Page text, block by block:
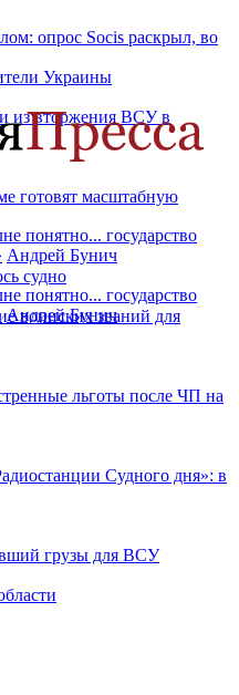
опрос Socis раскрыл, во
Украины
из вторжения ВСУ в
готовят масштабную
судно
воинских званий для
льготы после ЧП на
Судного дня»: в
грузы для ВСУ
понятно... государство
Андрей Бунич
понятно... государство
Андрей Бунич